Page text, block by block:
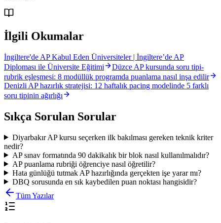
İlgili Okumalar
İngiltere'de AP Kabul Eden Üniversiteler | İngiltere’de AP
Diploması ile Üniversite Eğitimi
Düzce AP kursunda soru tipi-
rubrik eşleşmesi: 8 modüllük programda puanlama nasıl inşa edilir
Denizli AP hazırlık stratejisi: 12 haftalık pacing modelinde 5 farklı
soru tipinin ağırlığı
Sıkça Sorulan Sorular
Diyarbakır AP kursu seçerken ilk bakılması gereken teknik kriter
nedir?
AP sınav formatında 90 dakikalık bir blok nasıl kullanılmalıdır?
AP puanlama rubriği öğrenciye nasıl öğretilir?
Hata günlüğü tutmak AP hazırlığında gerçekten işe yarar mı?
DBQ sorusunda en sık kaybedilen puan noktası hangisidir?
Tüm Yazılar